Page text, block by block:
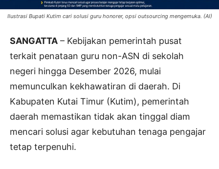
Ilustrasi Bupati Kutim cari solusi guru honorer, opsi outsourcing mengemuka. (AI)
SANGATTA – Kebijakan pemerintah pusat
terkait penataan guru non-ASN di sekolah
negeri hingga Desember 2026, mulai
memunculkan kekhawatiran di daerah. Di
Kabupaten Kutai Timur (Kutim), pemerintah
daerah memastikan tidak akan tinggal diam
mencari solusi agar kebutuhan tenaga pengajar
tetap terpenuhi.